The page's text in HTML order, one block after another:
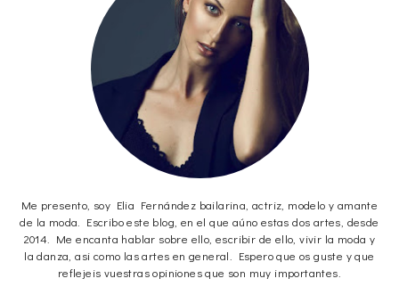
Me presento, soy Elia Fernández bailarina, actriz, modelo y amante
de la moda. Escribo este blog, en el que aúno estas dos artes, desde
2014. Me encanta hablar sobre ello, escribir de ello, vivir la moda y
la danza, asi como las artes en general. Espero que os guste y que
reflejeis vuestras opiniones que son muy importantes.